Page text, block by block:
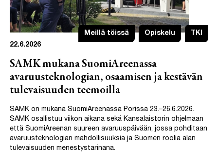
Meillä töissä Opiskelu
TKI
22.6.2026
SAMK mukana SuomiAreenassa
avaruusteknologian, osaamisen ja kestävän
tulevaisuuden teemoilla
SAMK on mukana SuomiAreenassa Porissa 23.–26.6.2026.
SAMK osallistuu viikon aikana sekä Kansalaistorin ohjelmaan
että SuomiAreenan suureen avaruuspäivään, jossa pohditaan
avaruusteknologian mahdollisuuksia ja Suomen roolia alan
tulevaisuuden menestystarinana.